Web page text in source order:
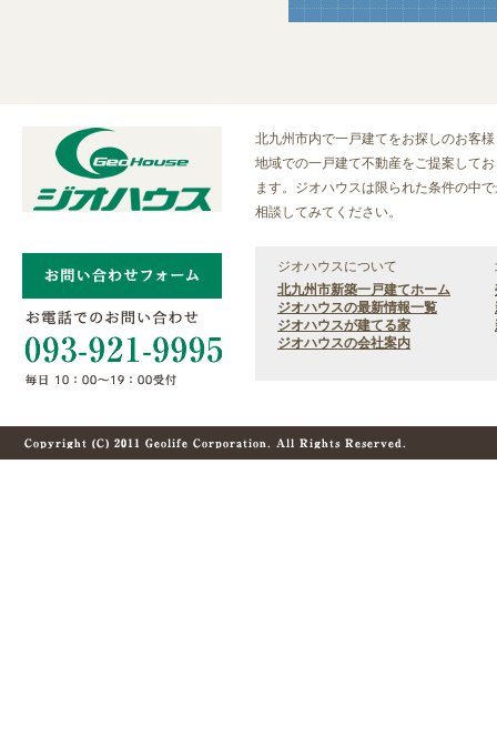
北九州市内で一戸建てをお探しのお客
地域での一戸建て不動産をご提案して
ます。ジオハウスは限られた条件の中
相談してみてください。
ジオハウスについて
北九州市新築一戸建てホーム
ジオハウスの最新情報一覧
ジオハウスが建てる家
ジオハウスの会社案内